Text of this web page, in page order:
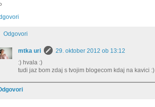
Odgovori
mtka uri
29. oktober 2012 ob 13:12
:) hvala :)
tudi jaz bom zdaj s tvojim blogecom kdaj na kavici :)